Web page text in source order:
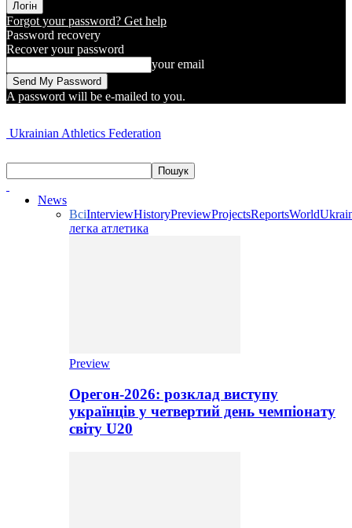
Forgot your password? Get help
Password recovery
Recover your password
your email
A password will be e-mailed to you.
Ukrainian Athletics Federation
News
ВсіInterviewHistoryPreviewProjectsReportsWorld
легка атлетика
Preview
Орегон-2026: розклад виступу
українців у четвертий день чемпіонату
світу U20